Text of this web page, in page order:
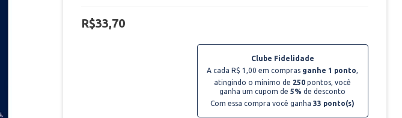
R$33,70
Clube Fidelidade
A cada R$ 1,00 em compras ganhe 1 ponto,
atingindo o mínimo de 250 pontos, você
ganha um cupom de5% de desconto
Com essa compra você ganha33 ponto(s)